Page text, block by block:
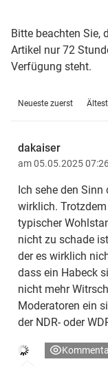
Bitte beachten Sie,
Artikel nur 72
Verfügung steht.
Neueste zuerst
dakaiser
am 05.05.2025
Ich sehe den Sinn
wirklich.
typischer
nicht zu schade
der es wirklich
dass ein Habeck
nicht mehr
Moderatoren ein
der NDR- oder